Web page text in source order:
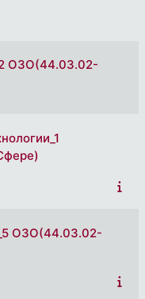
ОЗО(44.03.02-
ОЗО(44.03.02-